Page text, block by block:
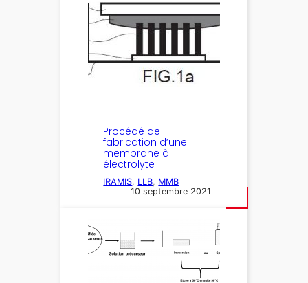
Procédé de
fabrication d’une
membrane à
électrolyte
IRAMIS, LLB, MMB
10 septembre 2021